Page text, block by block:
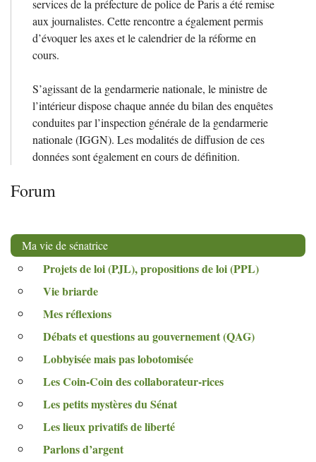
services de la préfecture de police de Paris a été remise
aux journalistes. Cette rencontre a également permis
d’évoquer les axes et le calendrier de la réforme en
cours.
S’agissant de la gendarmerie nationale, le ministre de
l’intérieur dispose chaque année du bilan des enquêtes
conduites par l’inspection générale de la gendarmerie
nationale (IGGN). Les modalités de diffusion de ces
données sont également en cours de définition.
Forum
Ma vie de sénatrice
Projets de loi (PJL), propositions de loi (PPL)
Vie briarde
Mes réflexions
Débats et questions au gouvernement (QAG)
Lobbyisée mais pas lobotomisée
Les Coin-Coin des collaborateur-rices
Les petits mystères du Sénat
Les lieux privatifs de liberté
Parlons d’argent